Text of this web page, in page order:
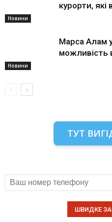
Новини
курорти, які
Новини
Марса Алам
можливість
ТУТ